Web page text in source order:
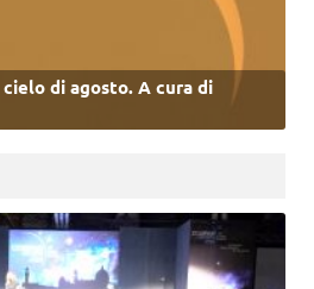
cielo di agosto. A cura di